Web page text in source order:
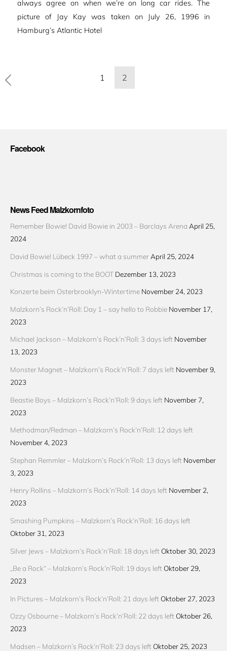
always agree on when we’re on long car rides. The
picture of Jay Kay was taken on July 26, 1996 in
Hamburg’s Atlantic Hotel
Seitennummerierung
der
1 2
Facebook
News Feed Malzkornfoto
Remember Bowie! David Bowie in 2003 – Barclays Arena April 25,
2024
David Bowie! Lübeck 1997 – what a summer April 25, 2024
Christmas is coming to the BOOT Dezember 13, 2023
Konzerte beim Osterbrooklyn-Wintertime November 24, 2023
Malzkorn’s Rock’n’Roll: Day 1 – say hello to Robbie November 17,
2023
Michael Jackson – Malzkorn’s Rock’n’Roll: 3 days left November
13, 2023
Monster Magnet – Malzkorn’s Rock’n’Roll: 7 days left November 9,
2023
Beastie Boys – Malzkorn’s Rock’n’Roll: 9 days left November 7,
2023
Methodman/Redman – Malzkorn’s Rock’n’Roll: 12 days left
November 4, 2023
Stephan Remmler – Malzkorn’s Rock’n’Roll: 13 days left November
3, 2023
Henry Rollins – Malzkorn’s Rock’n’Roll: 14 days left November 2,
2023
Smashing Pumpkins – Malzkorn’s Rock’n’Roll: 16 days left
Oktober 31, 2023
Silver Jews – Malzkorn’s Rock’n’Roll: 18 days left Oktober 30, 2023
„Be a Rock“ – Malzkorn’s Rock’n’Roll: 19 days left Oktober 29,
2023
In Pictures – Malzkorn’s Rock’n’Roll: 21 days left Oktober 27, 2023
Ozzy Osbourne – Malzkorn’s Rock’n’Roll: 22 days left Oktober 26,
2023
Madsen – Malzkorn’s Rock’n’Roll: 23 days left Oktober 25, 2023